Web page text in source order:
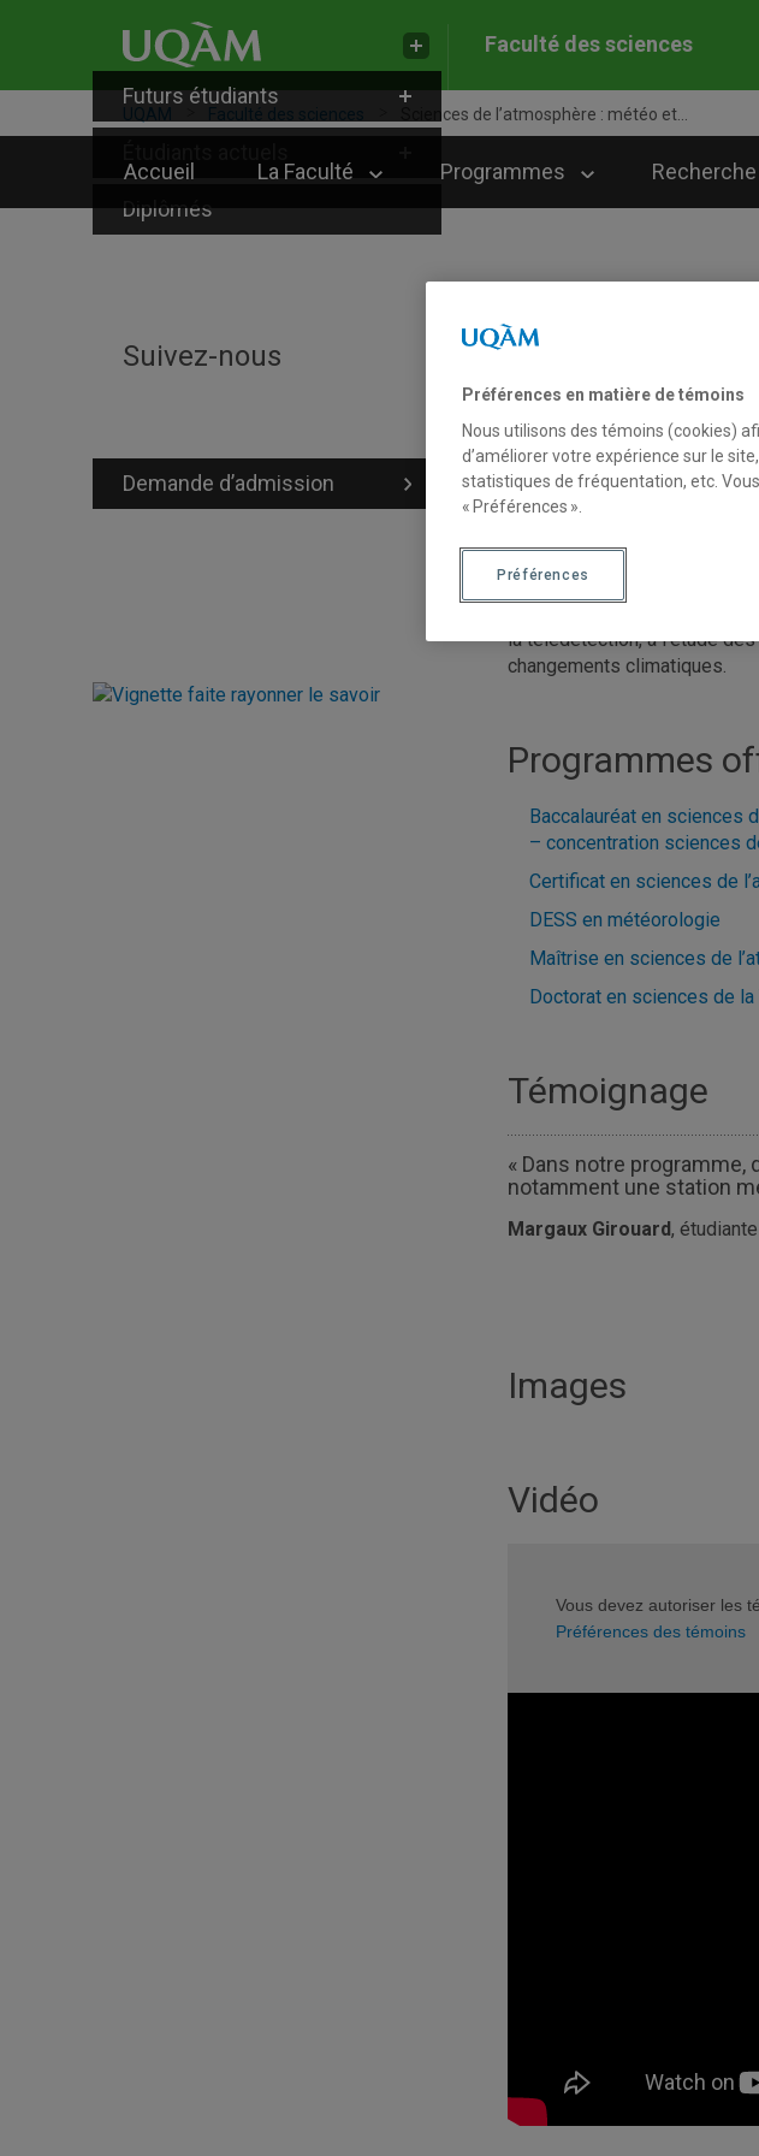
Faculté des sciences
UQAM Faculté des sciences Sciences de l’atmosphère : météo et...
Accueil La Faculté Programmes Recherche
Futurs étudiants
Diplômés
Suivez-nous
Demande d’admission
Sciences de
Seule université
météorologie et climat,
une station météorologique
Avec une approche
météorologiques, à analyser
simulations des modèles
la télédétection, à l’étude
changements climatiques.
Programmes
Baccalauréat en sciences
– concentration sciences
Certificat en sciences de
DESS en météorologie
Maîtrise en sciences de
Doctorat en sciences de la
Témoignage
« Dans notre
notamment une station
Margaux Girouard,
Images
Vidéo
Vous devez autoriser les
Préférences des témoins
Préférences en matière de témoins
Nous utilisons des témoins (cookies)
d’améliorer votre expérience sur le
statistiques de fréquentation, etc.
« Préférences ».
Préférences